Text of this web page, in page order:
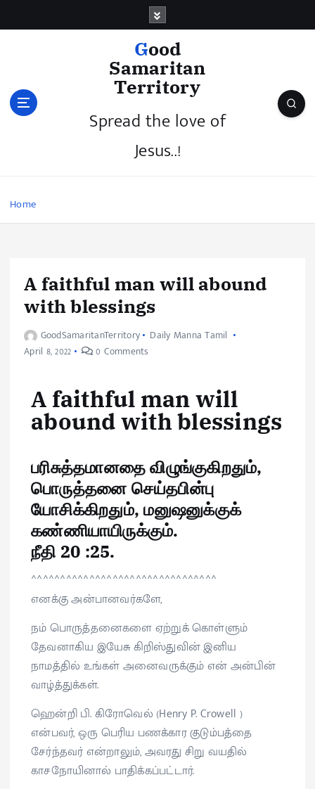
Good
Samaritan
Territory
Spread the love of
Jesus..!
Home
A faithful man will abound
with blessings
GoodSamaritanTerritory
Daily Manna Tamil
April 8, 2022
0 Comments
A faithful man will
abound with blessings
பரிசுத்தமானதை விழுங்குகிறதும்,
பொருத்தனை செய்தபின்பு
யோசிக்கிறதும், மனுஷனுக்குக்
கண்ணியாயிருக்கும்.
நீதி 20 :25.
^^^^^^^^^^^^^^^^^^^^^^^^^^^^^^^^
எனக்கு அன்பானவர்களே,
நம் பொருத்தனைகளை ஏற்றுக் கொள்ளும்
தேவனாகிய இயேசு கிறிஸ்துவின் இனிய
நாமத்தில் உங்கள் அனைவருக்கும் என் அன்பின்
வாழ்த்துக்கள்.
ஹென்றி பி. கிரோவெல் (Henry P. Crowell )
என்பவர், ஒரு பெரிய பணக்கார குடும்பத்தை
சேர்ந்தவர் என்றாலும், அவரது சிறு வயதில்
காசநோயினால் பாதிக்கப்பட்டார்.